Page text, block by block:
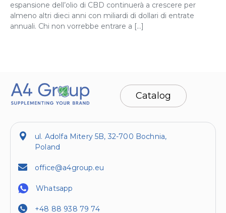
espansione dell’olio di CBD continuerà a crescere per
almeno altri dieci anni con miliardi di dollari di entrate
annuali. Chi non vorrebbe entrare a […]
Catalog
ul. Adolfa Mitery 5B, 32-700 Bochnia,
Poland
office@a4group.eu
Whatsapp
+48 88 938 79 74